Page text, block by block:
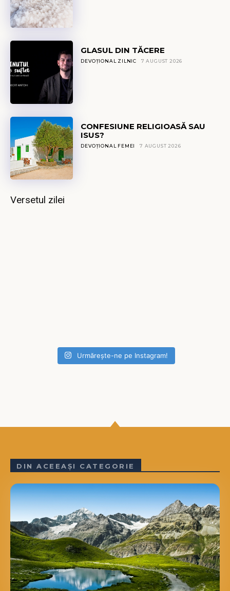
GLASUL DIN TĂCERE
DEVOȚIONAL ZILNIC 7 AUGUST 2026
CONFESIUNE RELIGIOASĂ SAU
ISUS?
DEVOȚIONAL FEMEI 7 AUGUST 2026
Versetul zilei
Urmărește-ne pe Instagram!
DIN ACEEAȘI CATEGORIE